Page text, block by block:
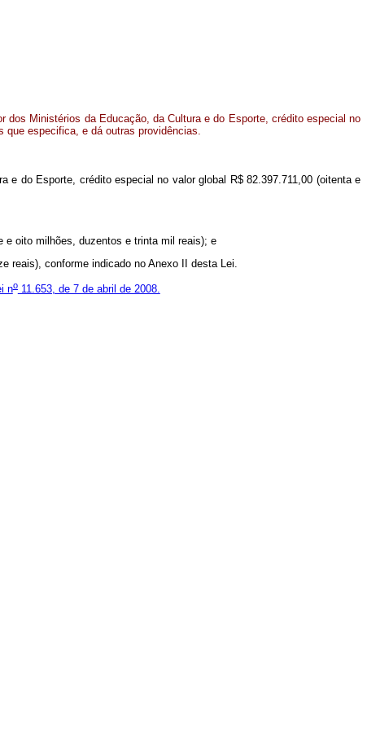
dos Ministérios da Educação, da Cultura e do Esporte, crédito especial no
que especifica, e dá outras providências.
e do Esporte, crédito especial no valor global R$ 82.397.711,00 (oitenta e
e oito milhões, duzentos e trinta mil reais); e
reais), conforme indicado no Anexo II desta Lei.
no11.653, de 7 de abril de 2008.